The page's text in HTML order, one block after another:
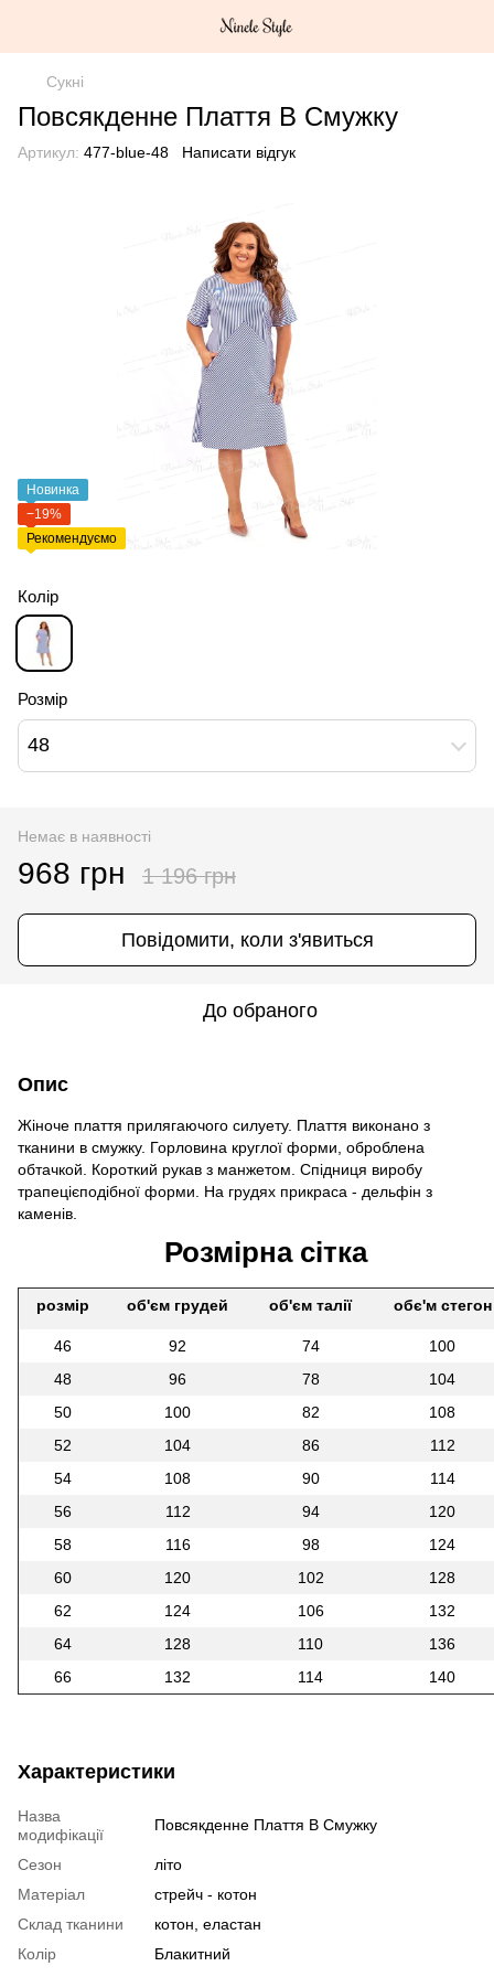
Сукні
Повсякденне Плаття В Смужку
Артикул: 477-blue-48 Написати відгук
Новинка
−19%
Рекомендуємо
Колір
Розмір
48
Немає в наявності
968 грн 1 196 грн
Повідомити, коли з'явиться
До обраного
Опис
Жіноче плаття прилягаючого силуету. Плаття виконано з
тканини в смужку. Горловина круглої форми, оброблена
обтачкой. Короткий рукав з манжетом. Спідниця виробу
трапецієподібної форми. На грудях прикраса - дельфін з
каменів.
Розмірна сітка
розмір об'єм грудей об'єм талії обє'м стегон
46 92 74
100
48
96 78
104
50
100 82
108
52
104 86
112
54
108 90
114
56
112 94
120
58
116 98
124
60
120 102
128
62
124 106
132
64
128 110
136
66
132 114 140
Характеристики
Назва
модифікації
Повсякденне Плаття В Смужку
Сезон
літо
Матеріал
стрейч - котон
Склад тканини
котон, еластан
Колір
Блакитний